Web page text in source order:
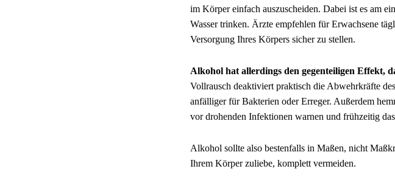
im Körper einfach auszuscheiden. Dabei ist es am
Wasser trinken. Ärzte empfehlen für Erwachsene
Versorgung Ihres Körpers sicher zu stellen.
Alkohol hat allerdings den gegenteiligen Effekt,
Vollrausch deaktiviert praktisch die Abwehrkräfte
anfälliger für Bakterien oder Erreger. Außerdem
vor drohenden Infektionen warnen und frühzeitig
Alkohol sollte also bestenfalls in Maßen, nicht
Ihrem Körper zuliebe, komplett vermeiden.